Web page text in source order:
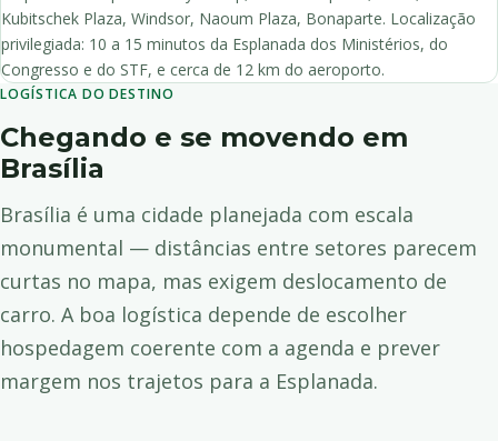
Kubitschek Plaza, Windsor, Naoum Plaza, Bonaparte. Localização
privilegiada: 10 a 15 minutos da Esplanada dos Ministérios, do
Congresso e do STF, e cerca de 12 km do aeroporto.
LOGÍSTICA DO DESTINO
Chegando e se movendo em
Brasília
Brasília é uma cidade planejada com escala
monumental — distâncias entre setores parecem
curtas no mapa, mas exigem deslocamento de
carro. A boa logística depende de escolher
hospedagem coerente com a agenda e prever
margem nos trajetos para a Esplanada.